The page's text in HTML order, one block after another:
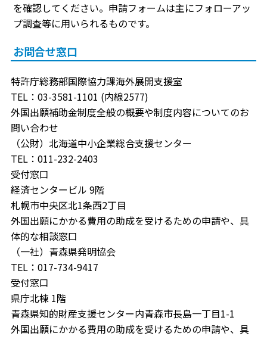
を確認してください。申請フォームは主にフォローアッ
プ調査等に用いられるものです。
お問合せ窓口
特許庁総務部国際協力課海外展開支援室
TEL：03-3581-1101 (内線2577)
外国出願補助金制度全般の概要や制度内容についてのお
問い合わせ
（公財）北海道中小企業総合支援センター
TEL：011-232-2403
受付窓口
経済センタービル 9階
札幌市中央区北1条西2丁目
外国出願にかかる費用の助成を受けるための申請や、具
体的な相談窓口
（一社）青森県発明協会
TEL：017-734-9417
受付窓口
県庁北棟 1階
青森県知的財産支援センター内青森市長島一丁目1-1
外国出願にかかる費用の助成を受けるための申請や、具